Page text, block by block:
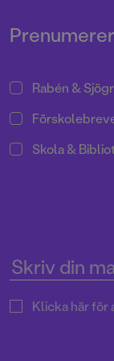
Rabén &
Skola &
Klicka här för